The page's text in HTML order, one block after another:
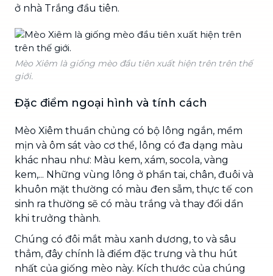
ở nhà Trắng đầu tiên.
Mèo Xiêm là giống mèo đầu tiên xuất hiện trên trên thế
giới.
Đặc điểm ngoại hình và tính cách
Mèo Xiêm thuần chủng có bộ lông ngắn, mềm
mịn và ôm sát vào cơ thể, lông có đa dạng màu
khác nhau như: Màu kem, xám, socola, vàng
kem,... Những vùng lông ở phần tai, chân, đuôi và
khuôn mặt thường có màu đen sẫm, thực tế con
sinh ra thường sẽ có màu trắng và thay đổi dần
khi trưởng thành.
Chúng có đôi mắt màu xanh dương, to và sâu
thẳm, đây chính là điểm đặc trưng và thu hút
nhất của giống mèo này. Kích thước của chúng